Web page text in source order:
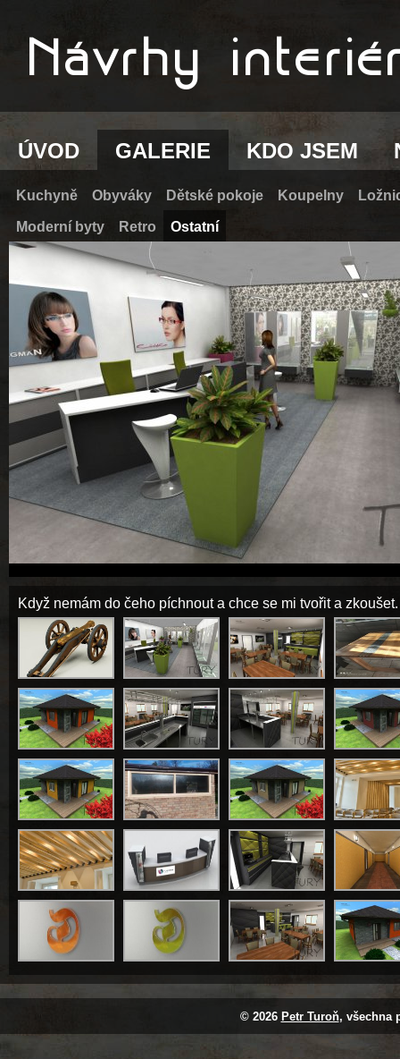
ÚVOD GALERIE KDO JSEM
Kuchyně Obyváky Dětské pokoje Koupelny
Moderní byty Retro Ostatní
Když nemám do čeho píchnout a chce se mi tvořit a zkoušet.
© 2026 Petr Turoň, všechna